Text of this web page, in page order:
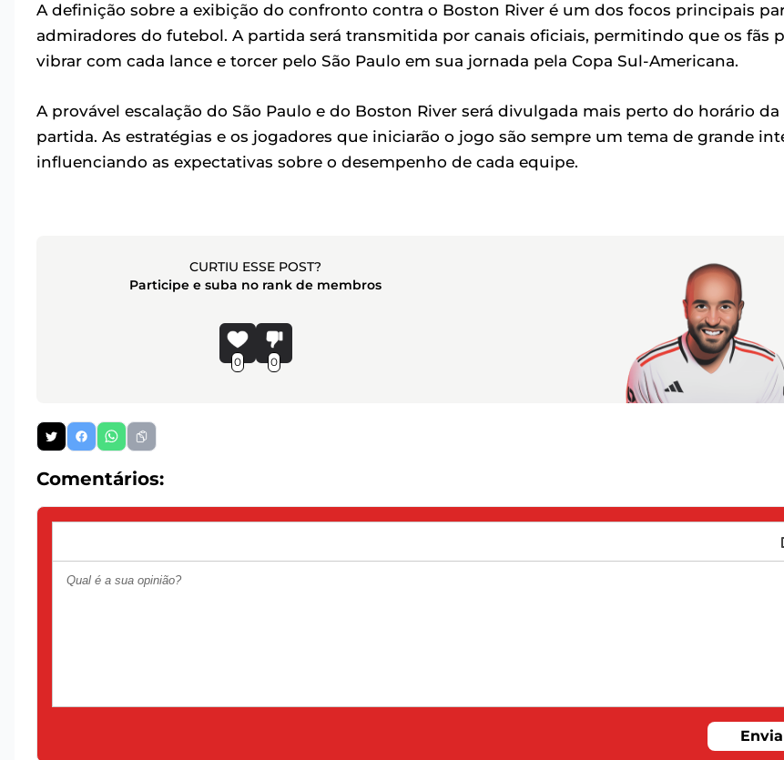
A definição sobre a exibição do confronto contra o Boston River é um dos focos principais
admiradores do futebol. A partida será transmitida por canais oficiais, permitindo que os fãs
vibrar com cada lance e torcer pelo São Paulo em sua jornada pela Copa Sul-Americana.
A provável escalação do São Paulo e do Boston River será divulgada mais perto do horário da
partida. As estratégias e os jogadores que iniciarão o jogo são sempre um tema de grande
influenciando as expectativas sobre o desempenho de cada equipe.
CURTIU ESSE POST?
Participe e suba no rank de membros
0 0
Comentários: